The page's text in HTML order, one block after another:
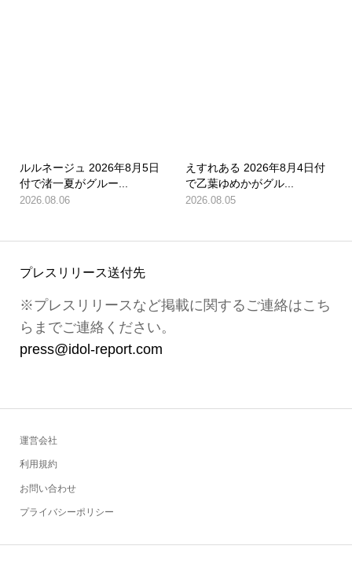
ルルネージュ 2026年8月5日
付で渚一夏がグルー...
2026.08.06
えすれある 2026年8月4日付
で乙葉ゆめかがグル...
2026.08.05
プレスリリース送付先
※プレスリリースなど掲載に関するご連絡はこち
らまでご連絡ください。
press@idol-report.com
運営会社
利用規約
お問い合わせ
プライバシーポリシー